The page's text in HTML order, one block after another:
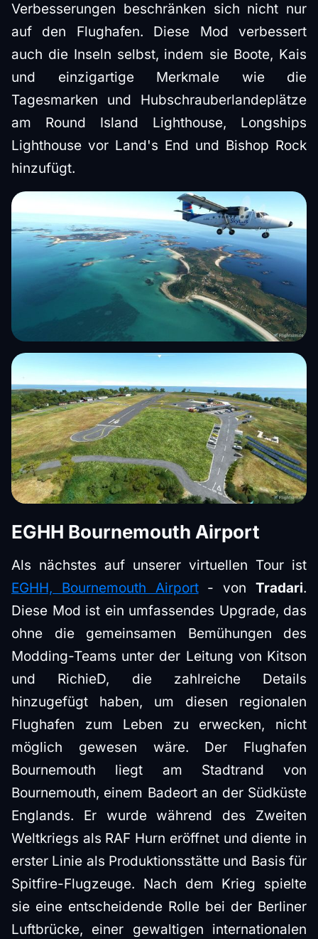
Verbesserungen beschränken sich nicht nur
auf den Flughafen. Diese Mod verbessert
auch die Inseln selbst, indem sie Boote, Kais
und einzigartige Merkmale wie die
Tagesmarken und Hubschrauberlandeplätze
am Round Island Lighthouse, Longships
Lighthouse vor Land's End und Bishop Rock
hinzufügt.
EGHH Bournemouth Airport
Als nächstes auf unserer virtuellen Tour ist
EGHH, Bournemouth Airport- vonTradari.
Diese Mod ist ein umfassendes Upgrade, das
ohne die gemeinsamen Bemühungen des
Modding-Teams unter der Leitung von Kitson
und RichieD, die zahlreiche Details
hinzugefügt haben, um diesen regionalen
Flughafen zum Leben zu erwecken, nicht
möglich gewesen wäre. Der Flughafen
Bournemouth liegt am Stadtrand von
Bournemouth, einem Badeort an der Südküste
Englands. Er wurde während des Zweiten
Weltkriegs als RAF Hurn eröffnet und diente in
erster Linie als Produktionsstätte und Basis für
Spitfire-Flugzeuge. Nach dem Krieg spielte
sie eine entscheidende Rolle bei der Berliner
Luftbrücke, einer gewaltigen internationalen